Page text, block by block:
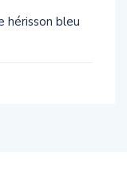
hérisson bleu